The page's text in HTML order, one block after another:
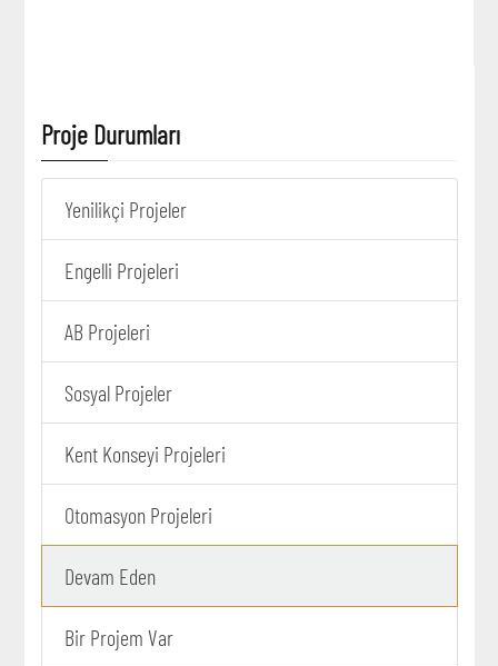
Proje Durumları
Yenilikçi Projeler
Engelli Projeleri
AB Projeleri
Sosyal Projeler
Kent Konseyi Projeleri
Otomasyon Projeleri
Devam Eden
Bir Projem Var